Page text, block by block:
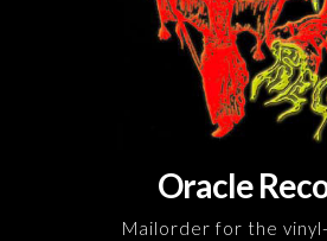
Oracle
Mailorder for the